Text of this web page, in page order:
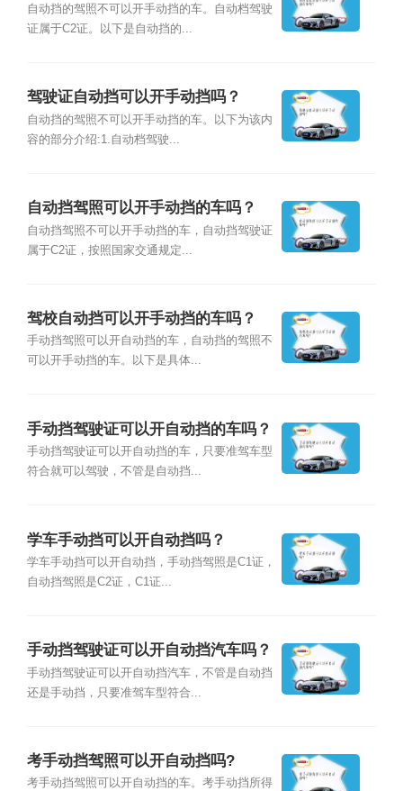
自动挡的驾照不可以开手动挡的车。自动档驾驶
证属于C2证。以下是自动挡的...
驾驶证自动挡可以开手动挡吗？
自动挡的驾照不可以开手动挡的车。以下为该内
容的部分介绍:1.自动档驾驶...
自动挡驾照可以开手动挡的车吗？
自动挡驾照不可以开手动挡的车，自动挡驾驶证
属于C2证，按照国家交通规定...
驾校自动挡可以开手动挡的车吗？
手动挡驾照可以开自动挡的车，自动挡的驾照不
可以开手动挡的车。以下是具体...
手动挡驾驶证可以开自动挡的车吗？
手动挡驾驶证可以开自动挡的车，只要准驾车型
符合就可以驾驶，不管是自动挡...
学车手动挡可以开自动挡吗？
学车手动挡可以开自动挡，手动挡驾照是C1证，
自动挡驾照是C2证，C1证...
手动挡驾驶证可以开自动挡汽车吗？
手动挡驾驶证可以开自动挡汽车，不管是自动挡
还是手动挡，只要准驾车型符合...
考手动挡驾照可以开自动挡吗?
考手动挡驾照可以开自动挡的车。考手动挡所得